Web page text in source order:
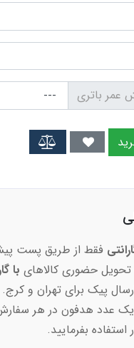
عمر باتری
فقط از طریق پست
با
عدد هدفون در هر
بفرمایید.